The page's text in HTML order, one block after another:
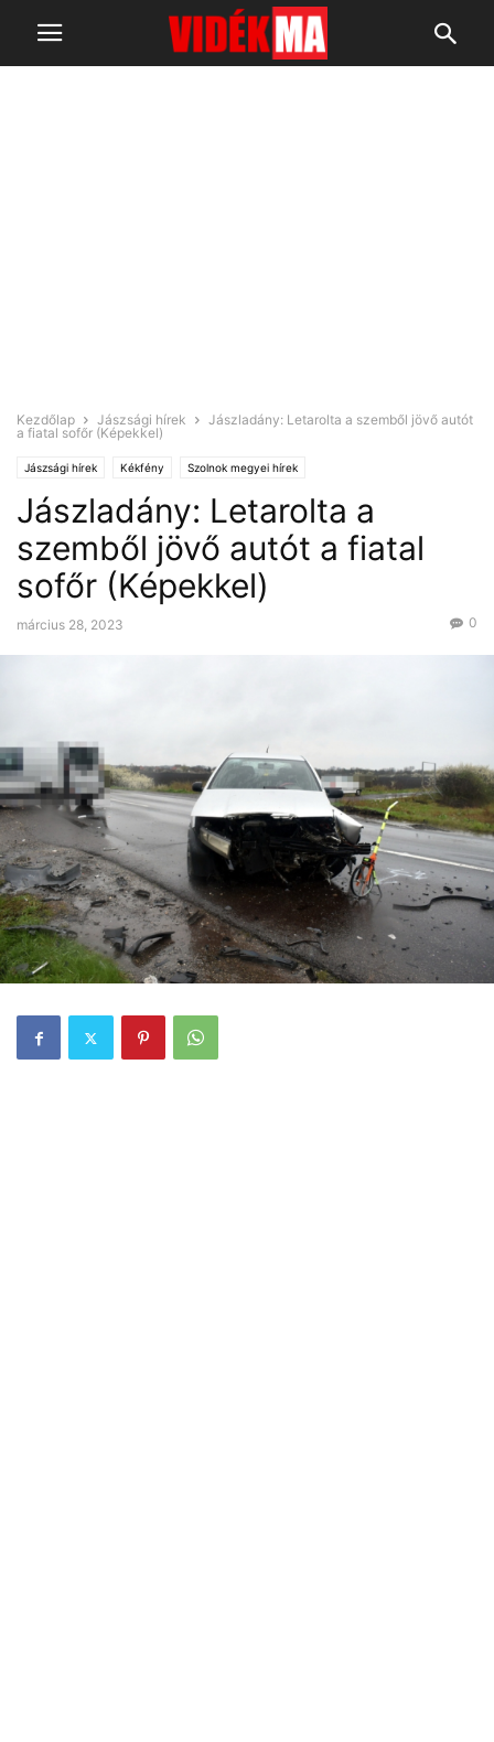
Kezdőlap Jászsági hírek
Jászladány: Letarolta a szemből jövő autót
a fiatal sofőr (Képekkel)
Jászsági hírek Kékfény Szolnok megyei hírek
Jászladány: Letarolta a
szemből jövő autót a fiatal
sofőr (Képekkel)
március 28, 2023 0